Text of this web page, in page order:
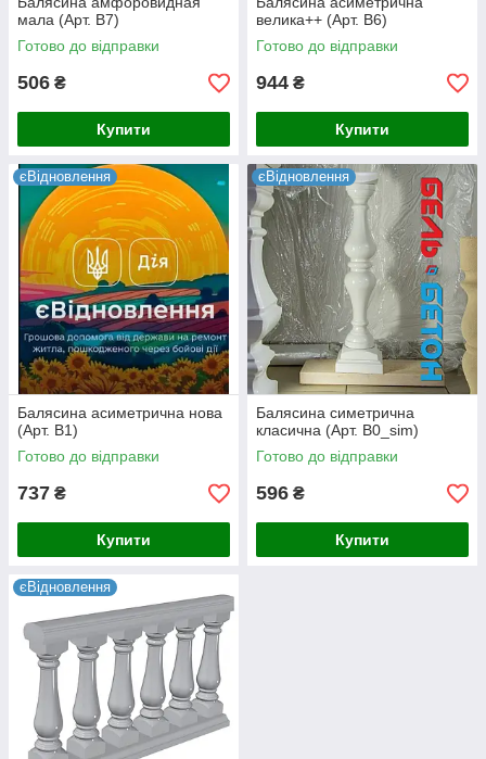
мала (Арт. B7)
Готово до відправки
506 ₴
Купити
велика++ (Арт. B6)
Готово до відправки
944 ₴
Купити
єВідновлення
Балясина асиметрична нова
(Арт. B1)
Готово до відправки
737 ₴
Купити
єВідновлення
Балясина симетрична
класична (Арт. B0_sim)
Готово до відправки
596 ₴
Купити
єВідновлення